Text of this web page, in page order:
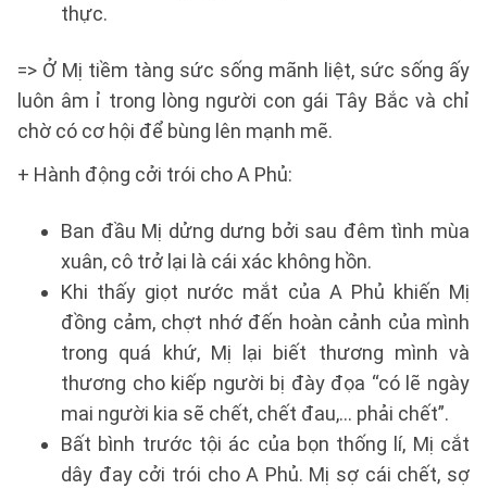
thực.
=> Ở Mị tiềm tàng sức sống mãnh liệt, sức sống ấy
luôn âm ỉ trong lòng người con gái Tây Bắc và chỉ
chờ có cơ hội để bùng lên mạnh mẽ.
+ Hành động cởi trói cho A Phủ:
Ban đầu Mị dửng dưng bởi sau đêm tình mùa
xuân, cô trở lại là cái xác không hồn.
Khi thấy giọt nước mắt của A Phủ khiến Mị
đồng cảm, chợt nhớ đến hoàn cảnh của mình
trong quá khứ, Mị lại biết thương mình và
thương cho kiếp người bị đày đọa “có lẽ ngày
mai người kia sẽ chết, chết đau,... phải chết”.
Bất bình trước tội ác của bọn thống lí, Mị cắt
dây đay cởi trói cho A Phủ. Mị sợ cái chết, sợ